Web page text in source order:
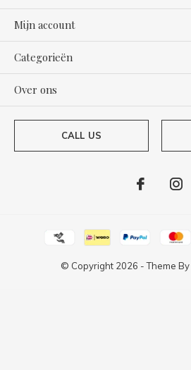
Mijn account
Categorieën
Over ons
CALL US
© Copyright 2026 - Theme By